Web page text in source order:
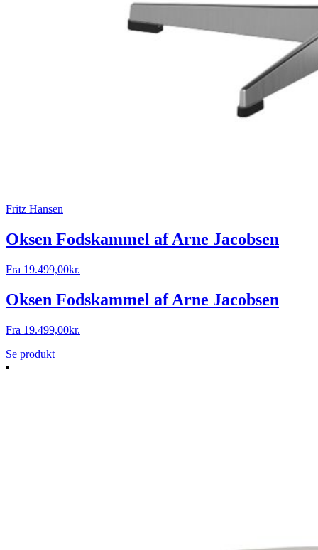
Fritz Hansen
Oksen Fodskammel af Arne Jacobsen
Fra 19.499,00kr.
Oksen Fodskammel af Arne Jacobsen
Fra 19.499,00kr.
Se produkt